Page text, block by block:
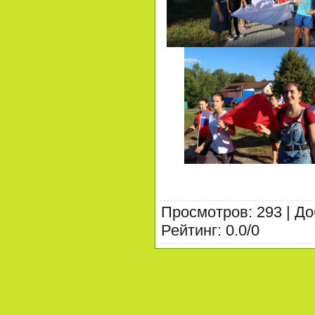
Просмотров: 293 |
Рейтинг: 0.0/0